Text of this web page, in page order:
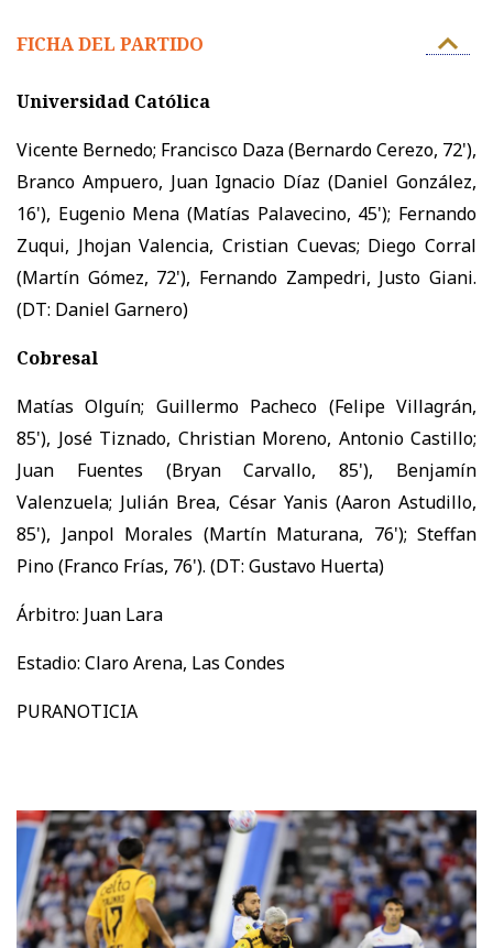
FICHA DEL PARTIDO
Universidad Católica
Vicente Bernedo; Francisco Daza (Bernardo Cerezo, 72'),
Branco Ampuero, Juan Ignacio Díaz (Daniel González,
16'), Eugenio Mena (Matías Palavecino, 45'); Fernando
Zuqui, Jhojan Valencia, Cristian Cuevas; Diego Corral
(Martín Gómez, 72'), Fernando Zampedri, Justo Giani.
(DT: Daniel Garnero)
Cobresal
Matías Olguín; Guillermo Pacheco (Felipe Villagrán,
85'), José Tiznado, Christian Moreno, Antonio Castillo;
Juan Fuentes (Bryan Carvallo, 85'), Benjamín
Valenzuela; Julián Brea, César Yanis (Aaron Astudillo,
85'), Janpol Morales (Martín Maturana, 76'); Steffan
Pino (Franco Frías, 76'). (DT: Gustavo Huerta)
Árbitro: Juan Lara
Estadio: Claro Arena, Las Condes
PURANOTICIA